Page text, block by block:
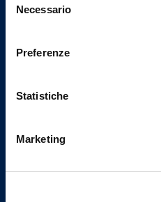
delNecessario
Preferenze
Statistiche
Marketing
Ordine
degli
Indirizzi email
Email Segreteria
omceosv@omceosv.it
Email Presidenza